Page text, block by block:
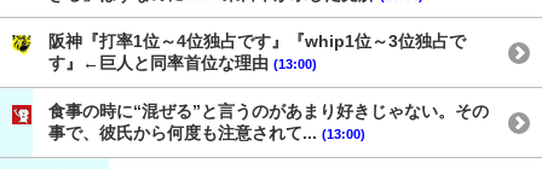
阪神『打率1位～4位独占です』『whip1位～3位独占で
す』←巨人と同率首位な理由 (13:00)
食事の時に“混ぜる”と言うのがあまり好きじゃない。その
事で、彼氏から何度も注意されて... (13:00)